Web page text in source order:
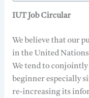
IUT Job Circular
We believe that our
in the United
We tend to
beginner especially
re-increasing its